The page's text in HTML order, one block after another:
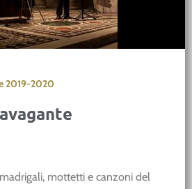
2019-2020
mottetti e canzoni del